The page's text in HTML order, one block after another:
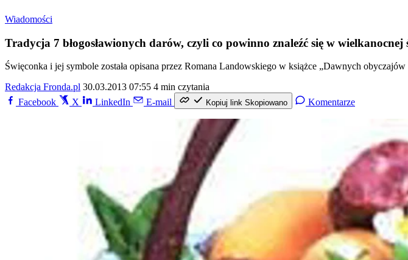
Wiadomości
Tradycja 7 błogosławionych darów, czyli co powinno znaleźć się w wielkanocnej
Święconka i jej symbole została opisana przez Romana Landowskiego w książce „Dawnych
Redakcja Fronda.pl 30.03.2013 07:55 4 min czytania
Facebook
X LinkedIn E-mail Kopiuj link Skopiowano Komentarze